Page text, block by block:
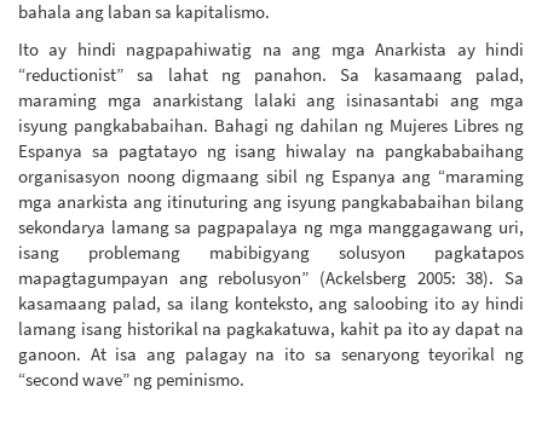
bahala ang laban sa kapitalismo.
Ito ay hindi nagpapahiwatig na ang mga Anarkista ay hindi
“reductionist” sa lahat ng panahon. Sa kasamaang palad,
maraming mga anarkistang lalaki ang isinasantabi ang mga
isyung pangkababaihan. Bahagi ng dahilan ng Mujeres Libres ng
Espanya sa pagtatayo ng isang hiwalay na pangkababaihang
organisasyon noong digmaang sibil ng Espanya ang “maraming
mga anarkista ang itinuturing ang isyung pangkababaihan bilang
sekondarya lamang sa pagpapalaya ng mga manggagawang uri,
isang problemang mabibigyang solusyon pagkatapos
mapagtagumpayan ang rebolusyon” (Ackelsberg 2005: 38). Sa
kasamaang palad, sa ilang konteksto, ang saloobing ito ay hindi
lamang isang historikal na pagkakatuwa, kahit pa ito ay dapat na
ganoon. At isa ang palagay na ito sa senaryong teyorikal ng
“second wave” ng peminismo.